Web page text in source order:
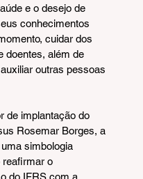
e o desejo de
conhecimentos
cuidar dos
doentes, além de
outras pessoas
de implantação do
Rosemar Borges, a
simbologia
reafirmar o